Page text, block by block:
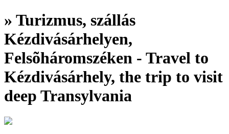
» Turizmus, szállás
Kézdivásárhelyen,
Felsõháromszéken - Travel to
Kézdivásárhely, the trip to visit
deep Transylvania